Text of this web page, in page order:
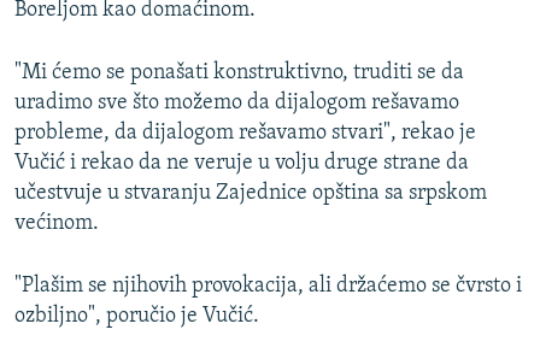
Boreljom kao domaćinom.
"Mi ćemo se ponašati konstruktivno, truditi se da
uradimo sve što možemo da dijalogom rešavamo
probleme, da dijalogom rešavamo stvari", rekao je
Vučić i rekao da ne veruje u volju druge strane da
učestvuje u stvaranju Zajednice opština sa srpskom
većinom.
"Plašim se njihovih provokacija, ali držaćemo se čvrsto i
ozbiljno", poručio je Vučić.